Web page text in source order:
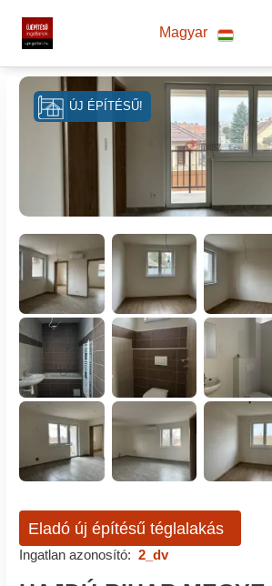
Magyar
ÚJ ÉPÍTÉSŰ!
Eladó új építésű téglalakás
Ingatlan azonosító: 2_dv